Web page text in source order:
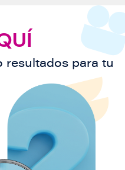
resultados para tu